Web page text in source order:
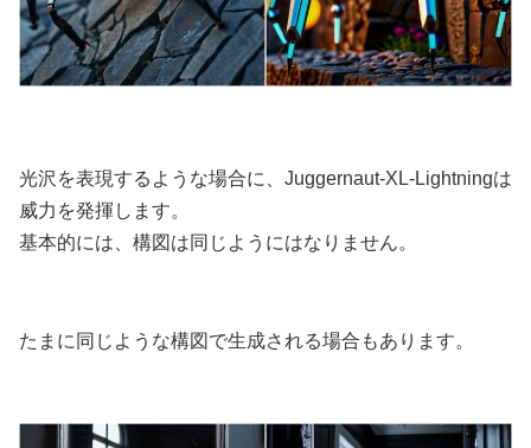
光沢を表現するような場合に、Juggernaut-XL-Lightningは
威力を発揮します。
基本的には、構図は同じようにはなりません。
たまに同じような構図で生成される場合もあります。